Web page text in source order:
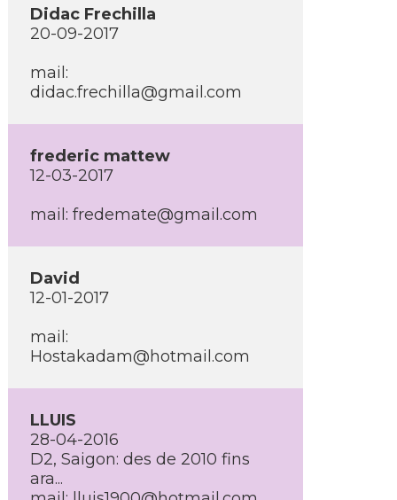
Didac Frechilla
20-09-2017
mail:
didac.frechilla@gmail.com
frederic mattew
12-03-2017
mail: fredemate@gmail.com
David
12-01-2017
mail:
Hostakadam@hotmail.com
LLUIS
28-04-2016
D2, Saigon: des de 2010 fins
ara...